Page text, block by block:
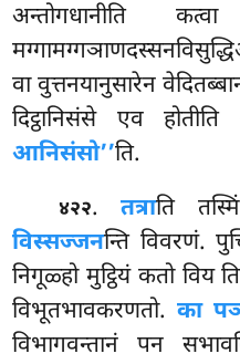
अन्तोगधानीति
वा वुत्तनयानुसारेन
दिट्ठानिसंसे एव
आनिसंसो’’ति.
४२२.तत्राति
विस्सज्जनन्ति विवरणं.
निगूळ्हो मुट्ठियं कतो विय
विभूतभावकरणतो. का
विभागवन्तानं पन